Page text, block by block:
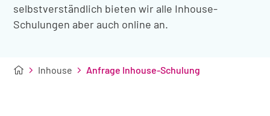
selbstverständlich bieten wir alle Inhouse-
Schulungen aber auch online an.
Inhouse Anfrage Inhouse-Schulung